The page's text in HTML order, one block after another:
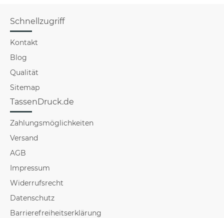
Schnellzugriff
Kontakt
Blog
Qualität
Sitemap
TassenDruck.de
Zahlungsmöglichkeiten
Versand
AGB
Impressum
Widerrufsrecht
Datenschutz
Barrierefreiheitserklärung